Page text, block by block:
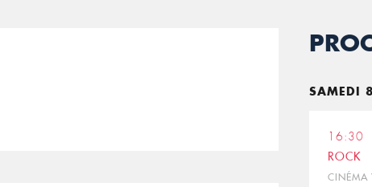
SAMEDI
16:30
ROCK
CINÉMA